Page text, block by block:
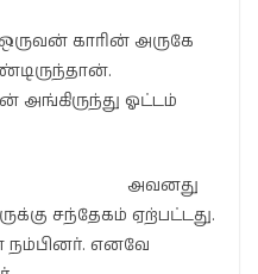
காரின் அருகே
அங்கிருந்து ஓட்டம்
அவனது
சந்தேகம் ஏற்பட்டது.
நம்பினர். எனவே